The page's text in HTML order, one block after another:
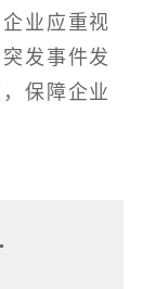
业应重视
发事件发
保障企业